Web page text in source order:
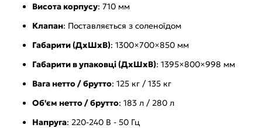
Висота корпусу: 710 мм
Клапан: Поставляється з соленоїдом
Габарити (ДхШхВ): 1300×700×850 мм
Габарити в упаковці (ДхШхВ): 1395×800×998 мм
Вага нетто / брутто: 125 кг / 135 кг
Об'єм нетто / брутто: 183 л / 280 л
Напруга: 220-240 В - 50 Гц